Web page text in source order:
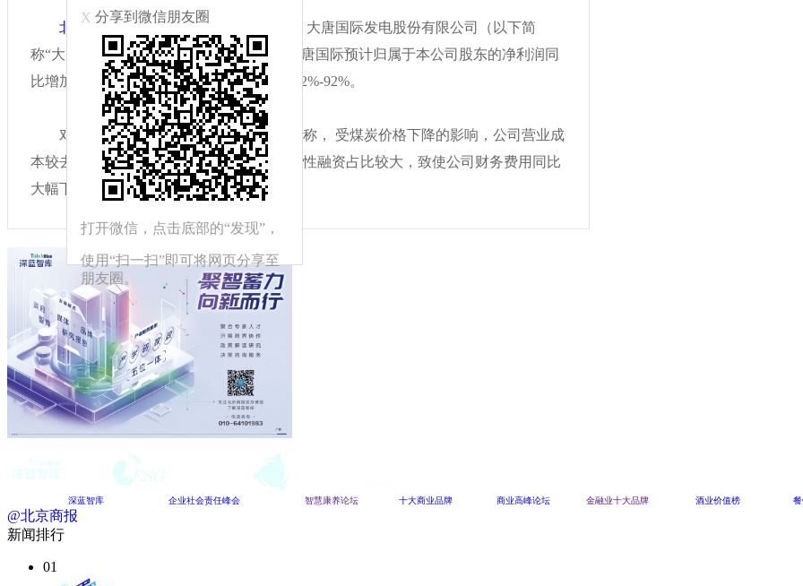
X 分享到微信朋友圈
打开微信，点击底部的“发现”，
使用“扫一扫”即可将网页分享至
朋友圈。
北京商报讯（记者 李振兴）10月14日，大唐国际发电股份有限公司（以下简
称“大唐国际”）发布公告称，前三季度，大唐国际预计归属于本公司股东的净利润同
比增加约10.6亿-13.55亿元，同比增加加约72%-92%。
对于净利润的增长，大唐国际在公告中称， 受煤炭价格下降的影响，公司营业成
本较去年同期大幅下降。大唐国际本期权益性融资占比较大，致使公司财务费用同比
大幅下降。
深蓝智库 企业社会责任峰会 智慧康养论坛 十大商业品牌 商业高峰论坛 金融业十大品牌 酒业价值榜
@北京商报
新闻排行
01